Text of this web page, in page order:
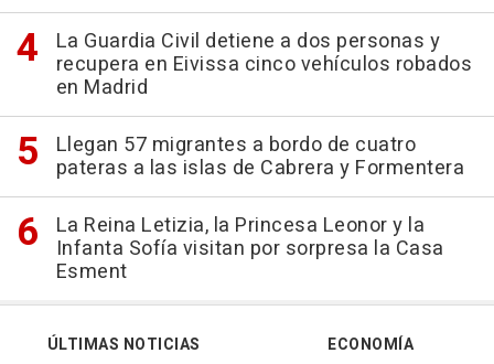
La Guardia Civil detiene a dos personas y
recupera en Eivissa cinco vehículos robados
en Madrid
Llegan 57 migrantes a bordo de cuatro
pateras a las islas de Cabrera y Formentera
La Reina Letizia, la Princesa Leonor y la
Infanta Sofía visitan por sorpresa la Casa
Esment
ÚLTIMAS NOTICIAS
ECONOMÍA